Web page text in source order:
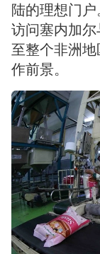
陆的理想门
访问塞内加
至整个非洲
作前景。